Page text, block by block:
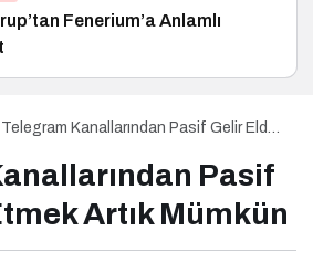
Fenerium’a Anlamlı
Telegram Kanallarından Pasif Gelir Elde
Pasif
Artık Mümkün